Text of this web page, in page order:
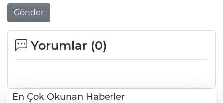
Gönder
Yorumlar (0)
En Çok Okunan Haberler